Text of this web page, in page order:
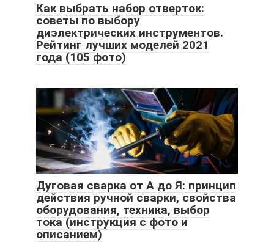
Как выбрать набор отверток:
советы по выбору
диэлектрических инструментов.
Рейтинг лучших моделей 2021
года (105 фото)
Дуговая сварка от А до Я: принцип
действия ручной сварки, свойства
оборудования, техника, выбор
тока (инструкция с фото и
описанием)